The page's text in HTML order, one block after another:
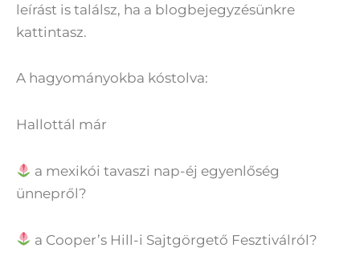
leírást is találsz, ha a blogbejegyzésünkre
kattintasz.
A hagyományokba kóstolva:
Hallottál már
a mexikói tavaszi nap-éj egyenlőség
ünnepről?
a Cooper’s Hill-i Sajtgörgető Fesztiválról?